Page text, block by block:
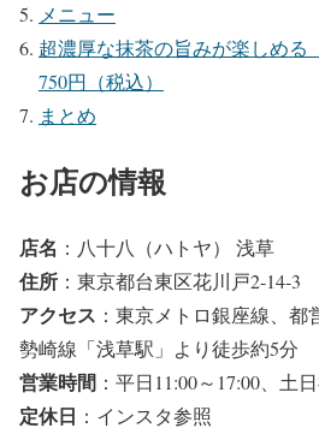
メニュー
超濃厚な抹茶の旨みが楽しめ
750円（税込）
まとめ
お店の情報
店名 ：八十八（ハトヤ） 浅草
住所 ：東京都台東区花川戸2-14-3
アクセス ：東京メトロ銀座線、
勢崎線「浅草駅」より徒歩約5分
営業時間 ：平日11:00～17:00、土
定休日 ：インスタ参照